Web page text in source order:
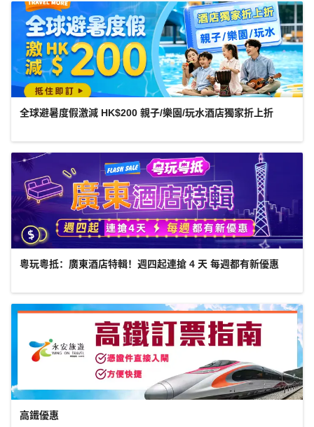
全球避暑度假激減 HK$200 親子/樂園/玩水酒店獨家折上折
粵玩粵抵：廣東酒店特輯！週四起連搶 4 天 每週都有新優惠
高鐵優惠